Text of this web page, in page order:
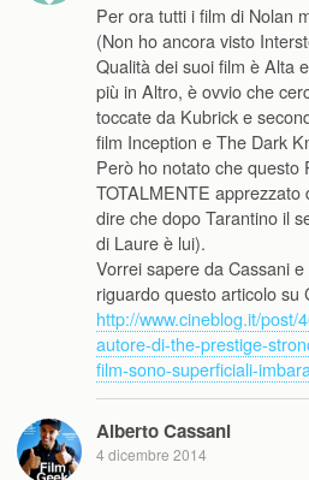
Per ora tutti i film di Nolan
(Non ho ancora visto
Qualità dei suoi film è Alta
più in Altro, è ovvio che
toccate da Kubrick e
film Inception e The Dark
Però ho notato che questo
TOTALMENTE apprezzato
dire che dopo Tarantino il
di Laure è lui).
Vorrei sapere da Cassani
riguardo questo articolo su
http://www.cineblog.it/post/
autore-di-the-prestige-
film-sono-superficiali-
Alberto Cassani
4 dicembre 2014